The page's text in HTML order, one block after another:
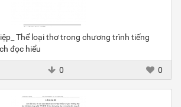
Thể loại thơ trong chương trình tiếng
đọc hiểu
0 0